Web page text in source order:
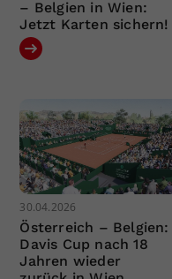
– Belgien in Wien:
Jetzt Karten sichern!
30.04.2026
Österreich – Belgien:
Davis Cup nach 18
Jahren wieder